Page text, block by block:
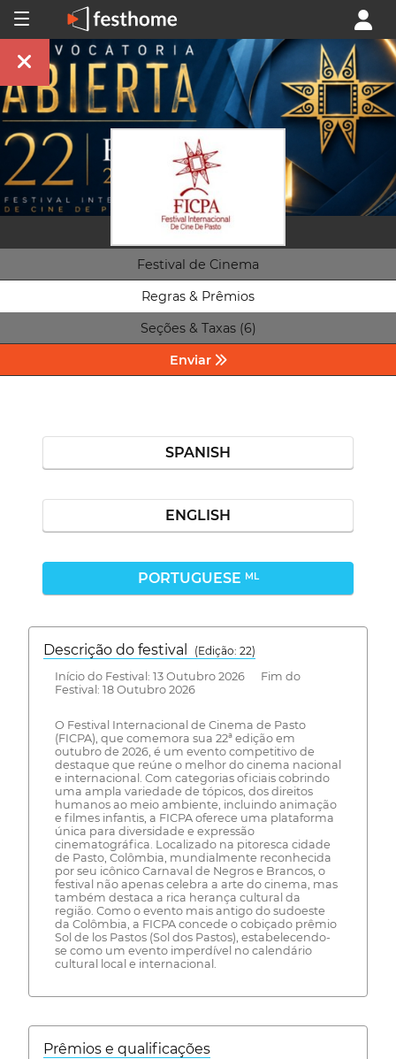
Festival de Cinema
Regras & Prêmios
Seções & Taxas (6)
Enviar
SPANISH
ENGLISH
PORTUGUESE ML
Descrição do festival
(Edição: 22)
Início do Festival: 13 Outubro 2026 Fim do
Festival: 18 Outubro 2026
O Festival Internacional de Cinema de Pasto
(FICPA), que comemora sua 22ª edição em
outubro de 2026, é um evento competitivo de
destaque que reúne o melhor do cinema nacional
e internacional. Com categorias oficiais cobrindo
uma ampla variedade de tópicos, dos direitos
humanos ao meio ambiente, incluindo animação
e filmes infantis, a FICPA oferece uma plataforma
única para diversidade e expressão
cinematográfica. Localizado na pitoresca cidade
de Pasto, Colômbia, mundialmente reconhecida
por seu icônico Carnaval de Negros e Brancos, o
festival não apenas celebra a arte do cinema, mas
também destaca a rica herança cultural da
região. Como o evento mais antigo do sudoeste
da Colômbia, a FICPA concede o cobiçado prêmio
Sol de los Pastos (Sol dos Pastos), estabelecendo-
se como um evento imperdível no calendário
cultural local e internacional.
Prêmios e qualificações